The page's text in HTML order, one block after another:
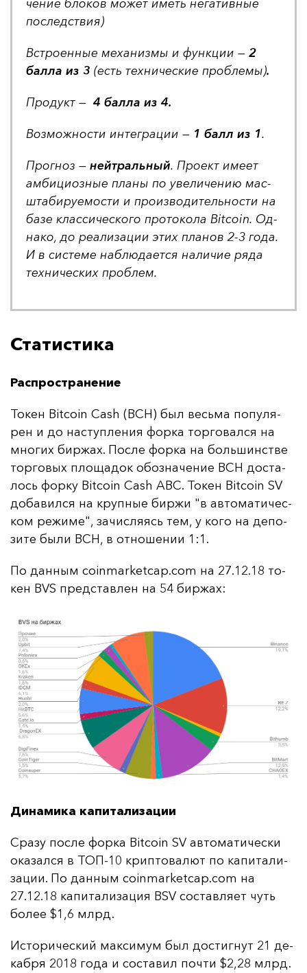
че­ние бло­ков мо­жет иметь не­га­тив­ные
пос­ледс­твия)
Встро­ен­ные ме­ха­низ­мы и фун­кции — 2
бал­ла из 3 (есть тех­ни­чес­кие проб­ле­мы).
Про­дукт — 4 бал­ла из 4.
Воз­мож­нос­ти ин­тег­ра­ции — 1 балл из 1.
Прог­ноз — ней­траль­ный. Про­ект име­ет
ам­би­ци­оз­ные пла­ны по уве­ли­че­нию мас­
шта­би­ру­емос­ти и про­из­во­ди­тель­нос­ти на
ба­зе клас­си­чес­ко­го про­то­ко­ла Bitcoin. Од­
на­ко, до ре­али­за­ции этих пла­нов 2-3 го­да.
И в сис­те­ме наб­лю­да­ет­ся на­ли­чие ря­да
тех­ни­чес­ких проб­лем.
Статистика
Распространение
То­кен Bitcoin Cash (BCH) был весь­ма по­пу­ля­
рен и до нас­туп­ле­ния фор­ка тор­го­вал­ся на
мно­гих бир­жах. Пос­ле фор­ка на боль­шинс­тве
тор­го­вых пло­ща­док обоз­на­че­ние BCH дос­та­
лось фор­ку Bitcoin Cash ABC. То­кен Bitcoin SV
до­ба­вил­ся на круп­ные бир­жи "в ав­то­ма­ти­чес­
ком ре­жи­ме", за­чис­ля­ясь тем, у ко­го на де­по­
зи­те бы­ли BCH, в от­но­ше­нии 1:1.
По дан­ным coinmarketcap.com на 27.12.18 то­
кен BVS пред­став­лен на 54 бир­жах:
Динамика капитализации
Сра­зу пос­ле фор­ка Bitcoin SV ав­то­ма­ти­чес­ки
ока­зал­ся в ТОП-10 крип­то­ва­лют по ка­пи­та­ли­
за­ции. По дан­ным coinmarketcap.com на
27.12.18 ка­пи­та­ли­за­ция BSV сос­тав­ля­ет чуть
бо­лее $1,6 млрд.
Ис­то­ри­чес­кий мак­си­мум был дос­тиг­нут 21 де­
каб­ря 2018 го­да и сос­та­вил поч­ти $2,28 млрд.